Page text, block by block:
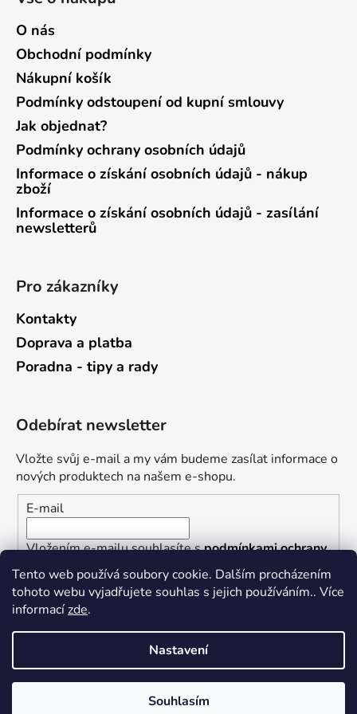
Tento web používá soubory cookie. Dalším procházením
tohoto webu vyjadřujete souhlas s jejich používáním.. Více
informacízde.
Nastavení
Souhlasím
O nás
Obchodní podmínky
Nákupní košík
Podmínky odstoupení od kupní smlouvy
Jak objednat?
Podmínky ochrany osobních údajů
Informace o získání osobních údajů - nákup
zboží
Informace o získání osobních údajů - zasílání
newsletterů
Pro zákazníky
Kontakty
Doprava a platba
Poradna - tipy a rady
Odebírat newsletter
Vložte svůj e-mail a my vám budeme zasílat informace o
nových produktech na našem e-shopu.
E-mail
Vložením e-mailu souhlasíte spodmínkami ochrany
osobních údajů
PŘIHLÁSIT SE
Vytvořil Shoptet
Železářství U Rotta